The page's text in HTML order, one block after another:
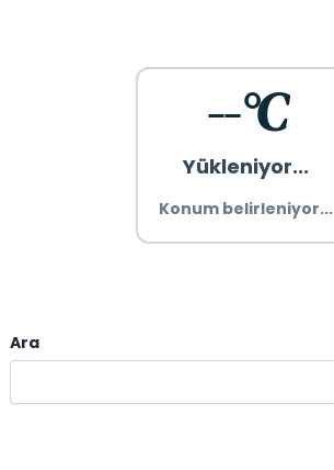
--°C
Yükleniyor...
Konum belirleniyor...
Ara